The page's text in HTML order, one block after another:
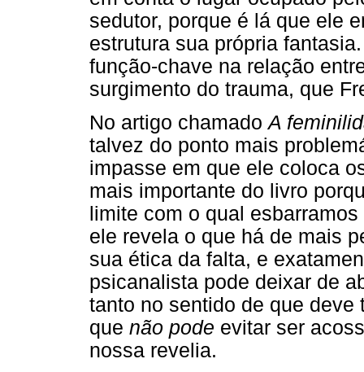
sedutor, porque é lá que ele
estrutura sua própria
função-chave na relação
surgimento do trauma, que
No artigo chamadoA
talvez do ponto mais
impasse em que ele coloca
mais importante do livro
limite com o qual
ele revela o que há de mais
sua ética da falta, e
psicanalista pode deixar de
tanto no sentido de que
que não pode evitar ser
nossa revelia.